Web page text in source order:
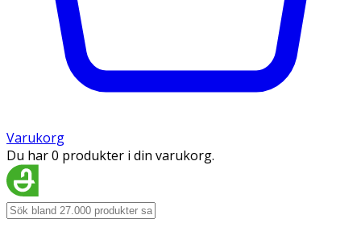
Varukorg
Du har 0 produkter i din varukorg.